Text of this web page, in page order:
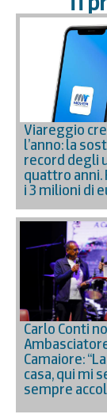
Viareggio
l’anno: la
record degli
quattro anni.
i 3 milioni di
Carlo Conti
Camaiore:
casa, qui mi
sempre